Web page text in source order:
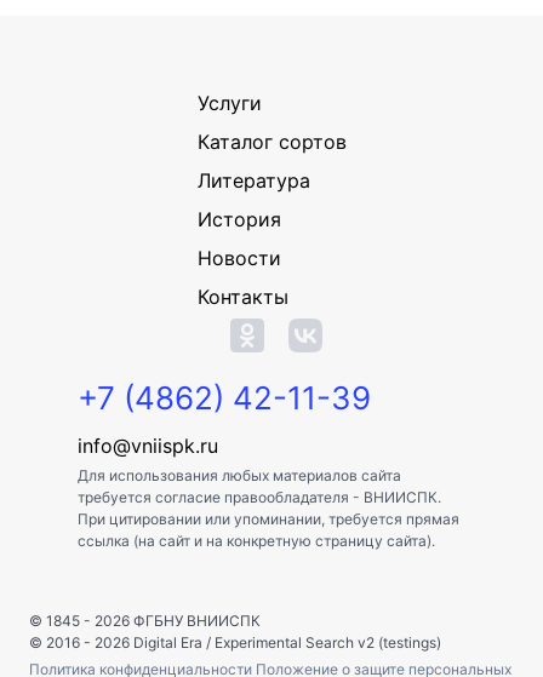
Услуги
Каталог сортов
Литература
История
Новости
Контакты
+7 (4862) 42-11-39
info@vniispk.ru
Для использования любых материалов сайта
требуется согласие правообладателя - ВНИИСПК.
При цитировании или упоминании, требуется прямая
ссылка (на сайт и на конкретную страницу сайта).
© 1845 - 2026 ФГБНУ ВНИИСПК
© 2016 - 2026 Digital Era / Experimental Search v2 (testings)
Политика конфиденциальности Положение о защите персональных